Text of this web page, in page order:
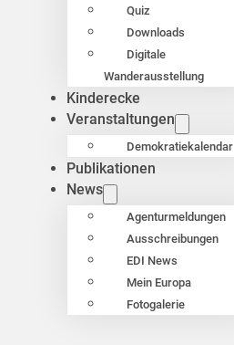
Quiz
Downloads
Digitale
Wanderausstellung
Kinderecke
Veranstaltungen
Demokratiekalendar
Publikationen
News
Agenturmeldungen
Ausschreibungen
EDI News
Mein Europa
Fotogalerie